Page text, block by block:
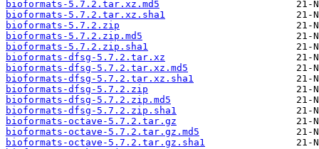
bioformats-5.7.2.tar.xz.md5
bioformats-5.7.2.tar.xz.sha1
bioformats-5.7.2.zip
bioformats-5.7.2.zip.md5
bioformats-5.7.2.zip.sha1
bioformats-dfsg-5.7.2.tar.xz
bioformats-dfsg-5.7.2.tar.xz.md5
bioformats-dfsg-5.7.2.tar.xz.sha1
bioformats-dfsg-5.7.2.zip
bioformats-dfsg-5.7.2.zip.md5
bioformats-dfsg-5.7.2.zip.sha1
bioformats-octave-5.7.2.tar.gz
bioformats-octave-5.7.2.tar.gz.md5
bioformats-octave-5.7.2.tar.gz.sha1